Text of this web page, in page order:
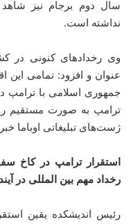
سال دوم برجام نیز
نداشته است.
وی رخداد‌های کنونی در
عنوان و افزود: تمامی
جمهوری اسلامی با
ترامپ به صورت مستقیم رو
ژست‌های تبلیغاتی اوباما
استقرار ترامپ در کاخ
رخداد مهم بین المللی در
رئیس اندیشکده یقین